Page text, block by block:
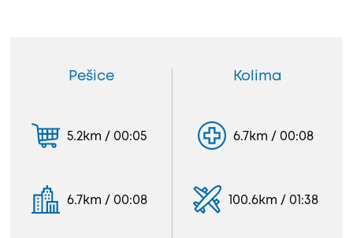
Pešice
5.2km / 00:05
6.7km / 00:08
Kolima
6.7km / 00:08
100.6km / 01:38